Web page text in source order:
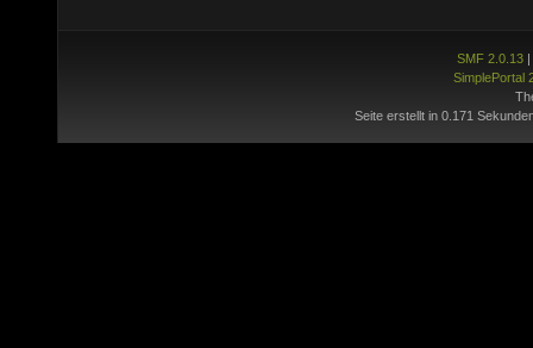
SMF 2.0.13|
SimplePortal
Seite erstellt in 0.171